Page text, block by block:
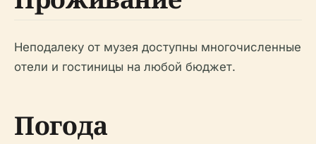
Неподалеку от музея доступны многочисленные
отели и гостиницы на любой бюджет.
Погода